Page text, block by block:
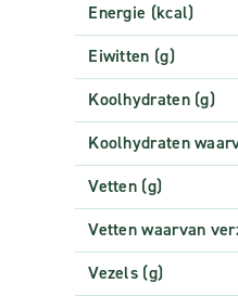
Energie (kcal)
Eiwitten (g)
Koolhydraten (g)
Koolhydraten
Vetten (g)
Vetten waarvan
Vezels (g)